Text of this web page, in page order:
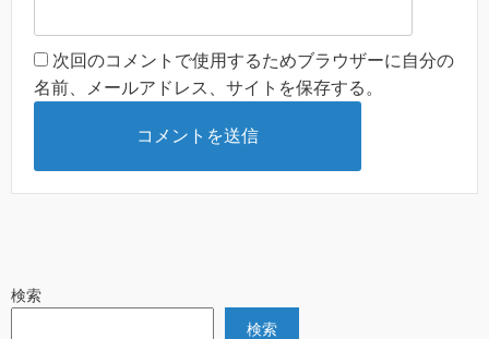
次回のコメントで使用するためブラウザーに自分の
名前、メールアドレス、サイトを保存する。
検索
検索